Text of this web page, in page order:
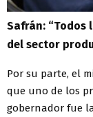
Safrán: “Todos
del sector
Por su parte, el
que uno de los
gobernador fue